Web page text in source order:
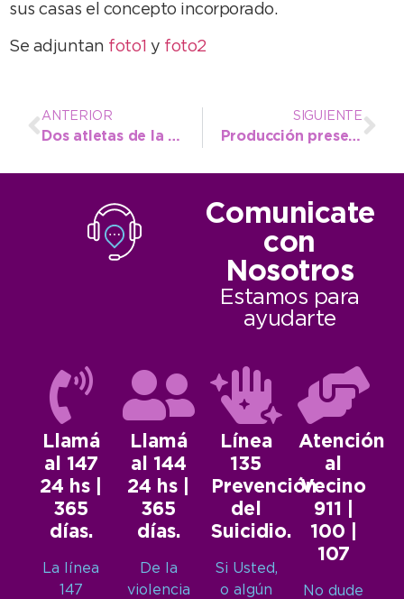
sus casas el concepto incorporado.
Se adjuntan foto1 y foto2
ANTERIOR
Dos atletas de la Escuela Municipal de Atletismo participarán este fin de semana del Nacional
SIGUIENTE
Producción presentó la web de la Incubadora municipal, una nueva herramienta para el emprendedor
Comunicate
con
Nosotros
Estamos para
ayudarte
Llamá
al 147
24 hs |
365
días.
La línea
147
Llamá
al 144
24 hs |
365
días.
De la
violencia
Línea
135
Prevención
del
Suicidio.
Si Usted,
o algún
Atención
al
Vecino
911 |
100 |
107
No dude